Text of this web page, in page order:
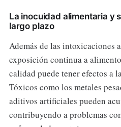
La inocuidad alimentaria y
largo plazo
Además de las intoxicaciones
exposición continua a
calidad puede tener efectos a
Tóxicos como los metales
aditivos artificiales pueden
contribuyendo a problemas